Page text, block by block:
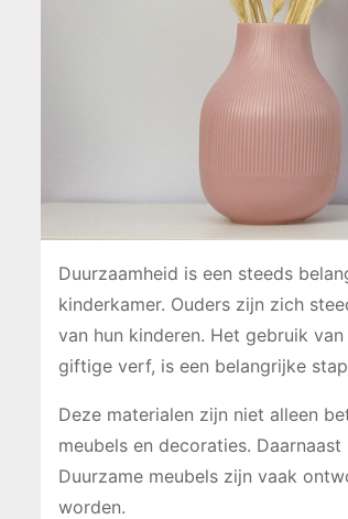
Duurzaamheid is een steeds
kinderkamer. Ouders zijn zich
van hun kinderen. Het gebruik
giftige verf, is een belangrijke
Deze materialen zijn niet alleen
meubels en decoraties.
Duurzame meubels zijn vaak
worden.